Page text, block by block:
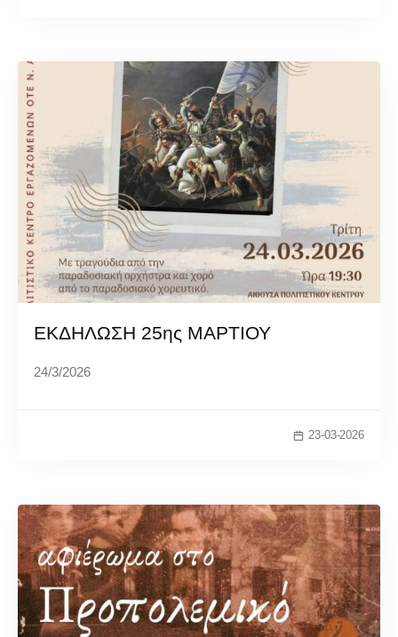
ΕΚΔΗΛΩΣΗ 25ης ΜΑΡΤΙΟΥ
24/3/2026
23-03-2026